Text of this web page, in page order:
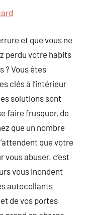
et que vous ne
perdu votre habits
? Vous êtes
clés à l’intérieur
solutions sont
faire frusquer, de
que un nombre
que votre
vous abuser. c’est
vous inondent
autocollants
de vos portes